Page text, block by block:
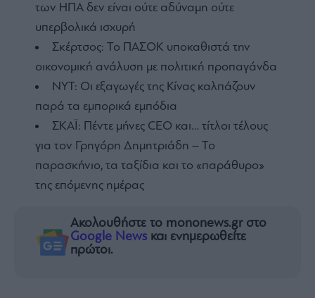
των ΗΠΑ δεν είναι ούτε αδύναμη ούτε
υπερβολικά ισχυρή
Σκέρτσος: Το ΠΑΣΟΚ υποκαθιστά την
οικονομική ανάλυση με πολιτική προπαγάνδα
NYT: Οι εξαγωγές της Κίνας καλπάζουν
παρά τα εμπορικά εμπόδια
ΣΚΑΪ: Πέντε μήνες CEO και… τίτλοι τέλους
για τον Γρηγόρη Δημητριάδη – Το
παρασκήνιο, τα ταξίδια και το «παράθυρο»
της επόμενης ημέρας
Ακολουθήστε το mononews.gr στο
Google News και ενημερωθείτε
πρώτοι.